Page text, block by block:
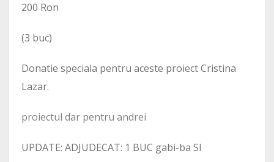
200 Ron
(3 buc)
Donatie speciala pentru aceste proiect Cristina
Lazar.
proiectul dar pentru andrei
UPDATE: ADJUDECAT: 1 BUC gabi-ba SI